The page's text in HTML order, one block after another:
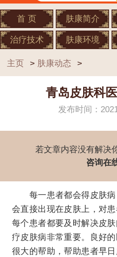
首 页 肤康简介
治疗技术 肤康环境
主页 > 肤康动态 >
青岛皮肤科
发布时间：
若文章内容没有解决
咨询在
每一患者都会得皮肤病
会直接出现在皮肤上，对
每个患者都要及时解决皮
疗皮肤病非常重要。良好
很大的帮助，帮助患者早